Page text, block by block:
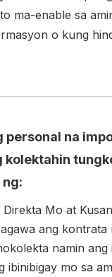
ma-enable sa
o kung
personal na
kolektahin
Mo at
ang kontrata
namin
ibinibigay mo sa